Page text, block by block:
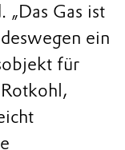
„Das Gas ist
ein
für